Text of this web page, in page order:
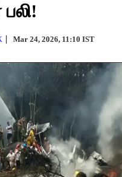
பலி!
Mar 24, 2026, 11:10 IST